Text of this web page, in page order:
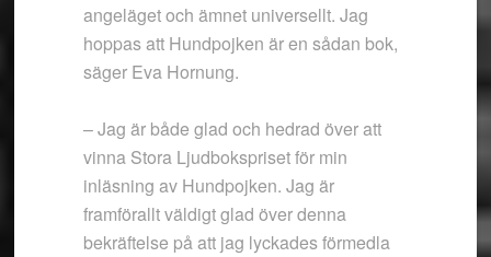
angeläget och ämnet universellt. Jag
hoppas att Hundpojken är en sådan bok,
säger Eva Hornung.
– Jag är både glad och hedrad över att
vinna Stora Ljudbokspriset för min
inläsning av Hundpojken. Jag är
framförallt väldigt glad över denna
bekräftelse på att jag lyckades förmedla